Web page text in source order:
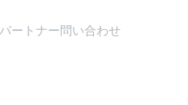
パートナー問い合わせ